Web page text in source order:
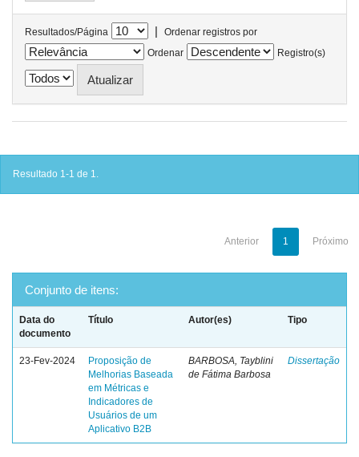
Resultados/Página |
Ordenar registros por
Ordenar
Registro(s)
Resultado 1-1 de 1.
Anterior 1 Próximo
Conjunto de itens:
Data do
documento
Título Autor(es) Tipo
23-Fev-2024
Proposição de
Melhorias Baseada
em Métricas e
Indicadores de
Usuários de um
Aplicativo B2B
BARBOSA, Tayblini
de Fátima Barbosa
Dissertação